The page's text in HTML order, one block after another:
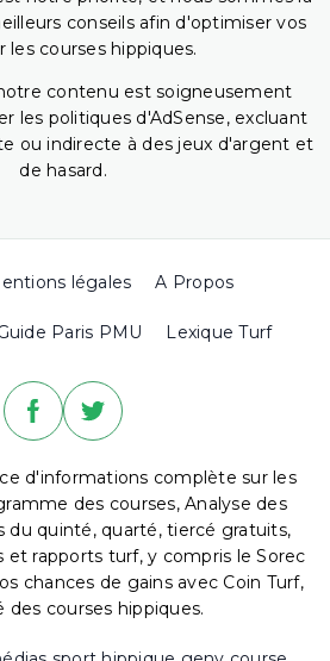
conseils afin d'optimiser vos
les courses hippiques.
contenu est soigneusement
les politiques d'AdSense, excluant
ou indirecte à des jeux d'argent et
de hasard.
légales A Propos
Paris PMU Lexique Turf
d'informations complète sur les
des courses, Analyse des
du quinté, quarté, tiercé gratuits,
et rapports turf, y compris le Sorec
chances de gains avec Coin Turf,
des courses hippiques.